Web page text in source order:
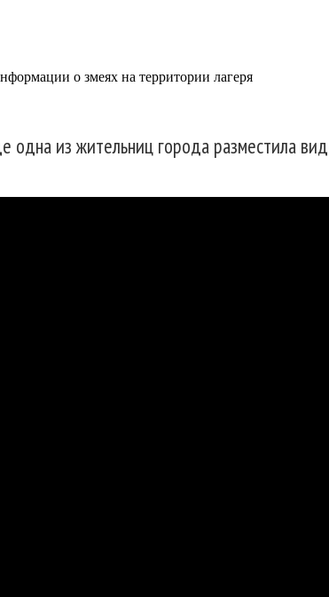
о змеях на территории лагеря
одна из жительниц города разместила